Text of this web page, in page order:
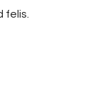
felis.